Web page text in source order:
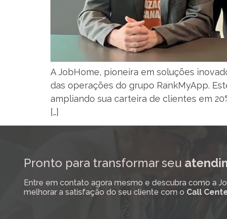
A JobHome, pioneira em soluções
das operações do grupo RankMyApp.
ampliando sua carteira de clientes em
[…]
Pronto para transformar seu
Entre em contato agora mesmo e descubra como a
melhorar a satisfação do seu cliente com o Call